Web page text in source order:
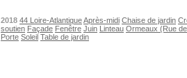
2018 44 Loire-AtlantiqueAprès-midi Chaise de jardin
soutien Façade Fenêtre Juin Linteau Ormeaux (Rue
Porte Soleil Table de jardin